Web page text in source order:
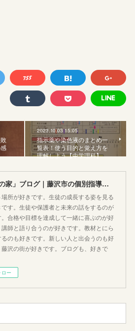
2023.10.03 15:05
指示薬や染色液のまとめ一
覧表！使う目的と覚え方を
理解しよう【中学理科】
「第二の家」ブログ｜藤沢市の個別指導塾のお話
所が好きです。生徒の成長する姿を見る
す。生徒や保護者と未来の話をするのが
合格や目標を達成して一緒に喜ぶのが好
講師と語り合うのが好きです。教材とにら
のも好きです。新しい人と出会うのも好
藤沢の街が好きです。ブログも、好きで
ロー